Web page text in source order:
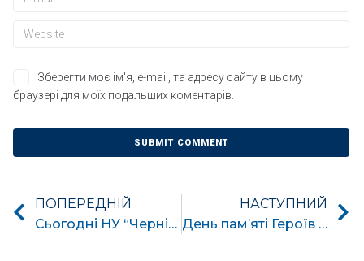
Зберегти моє ім'я, e-mail, та адресу сайту в цьому
браузері для моїх подальших коментарів.
ПОПЕРЕДНІЙ
Сьогодні НУ “Чернігівська політехніка” відвідали учні старших класів ліцею #32 та школи #12 З Днем єднання України
НАСТУПНИЙ
День пам’яті Героїв Небесної Сотні